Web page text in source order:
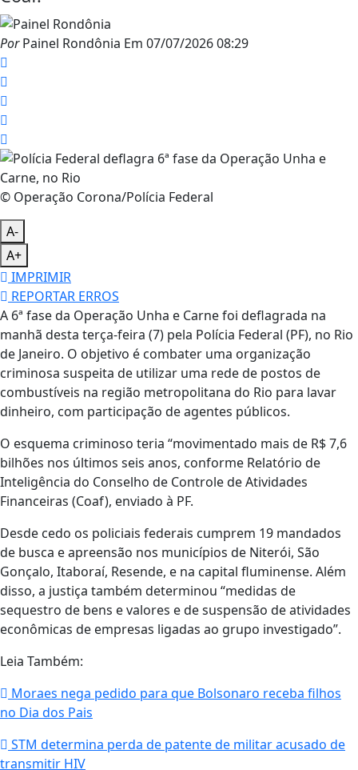
PorPainel Rondônia Em 07/07/2026 08:29
© Operação Corona/Polícia Federal
A-
A+
IMPRIMIR
REPORTAR ERROS
A 6ª fase da Operação Unha e Carne foi deflagrada na
manhã desta terça-feira (7) pela Polícia Federal (PF), no Rio
de Janeiro. O objetivo é combater uma organização
criminosa suspeita de utilizar uma rede de postos de
combustíveis na região metropolitana do Rio para lavar
dinheiro, com participação de agentes públicos.
O esquema criminoso teria “movimentado mais de R$ 7,6
bilhões nos últimos seis anos, conforme Relatório de
Inteligência do Conselho de Controle de Atividades
Financeiras (Coaf), enviado à PF.
Desde cedo os policiais federais cumprem 19 mandados
de busca e apreensão nos municípios de Niterói, São
Gonçalo, Itaboraí, Resende, e na capital fluminense. Além
disso, a justiça também determinou “medidas de
sequestro de bens e valores e de suspensão de atividades
econômicas de empresas ligadas ao grupo investigado”.
Leia Também:
Moraes nega pedido para que Bolsonaro receba filhos
no Dia dos Pais
STM determina perda de patente de militar acusado de
transmitir HIV